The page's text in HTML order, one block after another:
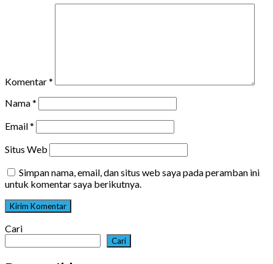
Komentar*
Nama*
Email*
Situs Web
Simpan nama, email, dan situs web saya pada peramban ini
untuk komentar saya berikutnya.
Cari
Cari